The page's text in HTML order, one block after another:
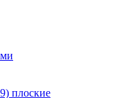
плоские